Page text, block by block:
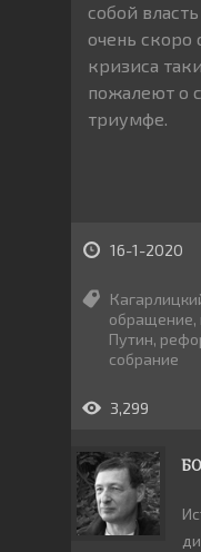
собой
очень
кризиса
пожалеют о
триумфе.
16-1-2020
обращение,
Путин,
собрание
3,299